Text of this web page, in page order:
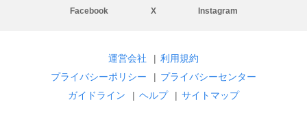
Facebook X Instagram
運営会社 | 利用規約
プライバシーポリシー
| プライバシーセンター
ガイドライン
| ヘルプ | サイトマップ